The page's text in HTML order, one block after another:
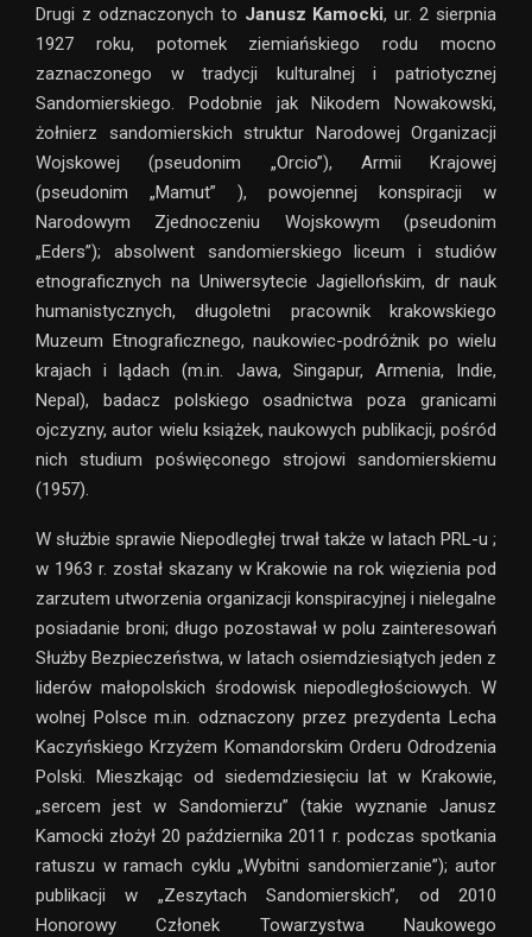
Drugi z odznaczonych to Janusz Kamocki, ur. 2 sierpnia
1927 roku, potomek ziemiańskiego rodu mocno
zaznaczonego w tradycji kulturalnej i patriotycznej
Sandomierskiego. Podobnie jak Nikodem Nowakowski,
żołnierz sandomierskich struktur Narodowej Organizacji
Wojskowej (pseudonim „Orcio”), Armii Krajowej
(pseudonim „Mamut” ), powojennej konspiracji w
Narodowym Zjednoczeniu Wojskowym (pseudonim
„Eders”); absolwent sandomierskiego liceum i studiów
etnograficznych na Uniwersytecie Jagiellońskim, dr nauk
humanistycznych, długoletni pracownik krakowskiego
Muzeum Etnograficznego, naukowiec-podróżnik po wielu
krajach i lądach (m.in. Jawa, Singapur, Armenia, Indie,
Nepal), badacz polskiego osadnictwa poza granicami
ojczyzny, autor wielu książek, naukowych publikacji, pośród
nich studium poświęconego strojowi sandomierskiemu
(1957).
W służbie sprawie Niepodległej trwał także w latach PRL-u ;
w 1963 r. został skazany w Krakowie na rok więzienia pod
zarzutem utworzenia organizacji konspiracyjnej i nielegalne
posiadanie broni; długo pozostawał w polu zainteresowań
Służby Bezpieczeństwa, w latach osiemdziesiątych jeden z
liderów małopolskich środowisk niepodległościowych. W
wolnej Polsce m.in. odznaczony przez prezydenta Lecha
Kaczyńskiego Krzyżem Komandorskim Orderu Odrodzenia
Polski. Mieszkając od siedemdziesięciu lat w Krakowie,
„sercem jest w Sandomierzu” (takie wyznanie Janusz
Kamocki złożył 20 października 2011 r. podczas spotkania
ratuszu w ramach cyklu „Wybitni sandomierzanie”); autor
publikacji w „Zeszytach Sandomierskich”, od 2010
Honorowy Członek Towarzystwa Naukowego